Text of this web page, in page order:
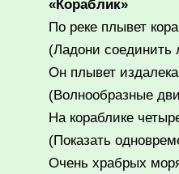
«Кораблик»
По реке плывет
(Ладони соединить
Он плывет
(Волнообразные
На кораблике
(Показать
Очень храбрых